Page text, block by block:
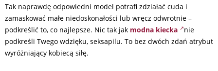
Tak naprawdę odpowiedni model potrafi zdziałać cuda i
zamaskować małe niedoskonałości lub wręcz odwrotnie –
podkreślić to, co najlepsze. Nic tak jak modna kiecka
nie
podkreśli Twego wdzięku, seksapilu. To bez dwóch zdań atrybut
wyróżniający kobiecą siłę.